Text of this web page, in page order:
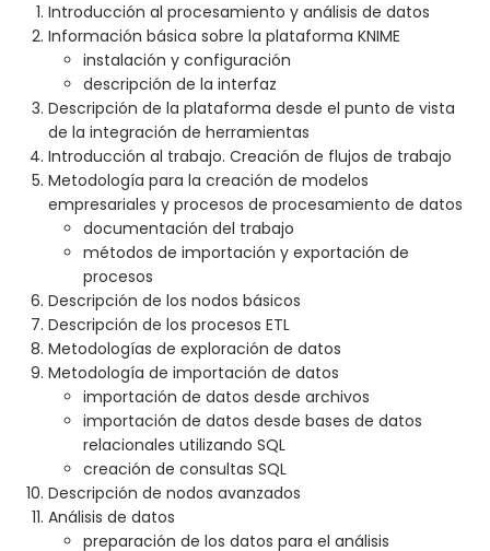
Introducción al procesamiento y análisis de datos
Información básica sobre la plataforma KNIME
instalación y configuración
descripción de la interfaz
Descripción de la plataforma desde el punto de vista
de la integración de herramientas
Introducción al trabajo. Creación de flujos de trabajo
Metodología para la creación de modelos
empresariales y procesos de procesamiento de datos
documentación del trabajo
métodos de importación y exportación de
procesos
Descripción de los nodos básicos
Descripción de los procesos ETL
Metodologías de exploración de datos
Metodología de importación de datos
importación de datos desde archivos
importación de datos desde bases de datos
relacionales utilizando SQL
creación de consultas SQL
Descripción de nodos avanzados
Análisis de datos
preparación de los datos para el análisis